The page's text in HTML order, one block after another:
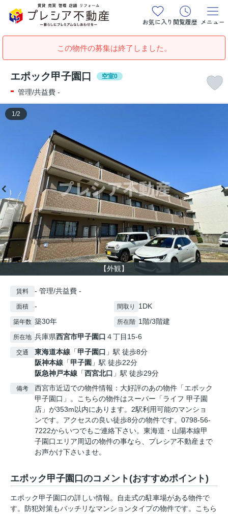
お気に入り 閲覧履歴 メニュー
この物件の募集は終了しました。
エポック甲子園口 空室0
- 管理/共益費 -
【外観】
1 /2
賃料 - 管理/共益費 -
面積 - 間取り 1DK
築年数 築30年 所在階 1階/3階建
所在地 兵庫県西宮市甲子園口 ４丁目15-6
交通 東海道本線 「甲子園口 」駅 徒歩8分
阪神本線 「甲子園 」駅 徒歩22分
阪急神戸本線 「西宮北口 」駅 徒歩29分
備考
西宮市近辺での物件情報：大好評のあの物件「エポック
甲子園口」。こちらの物件はスーパー「ライフ 甲子園
店」が353m以内にあります。2駅利用可能のマンショ
ンです。アクセスの良い徒歩8分の物件です。0798-56-
7222からいつでもご連絡下さい。東海道・山陽本線甲
子園口エリア周辺の物件の事なら、プレシア不動産まで
お声かけ下さいませ。
エポック甲子園口のコメント(おすすめポイント)
エポック甲子園口の詳しい情報。自走式の駐車場がある物件で
す。防犯対策もバッチリなマンションタイプの物件です。こちら